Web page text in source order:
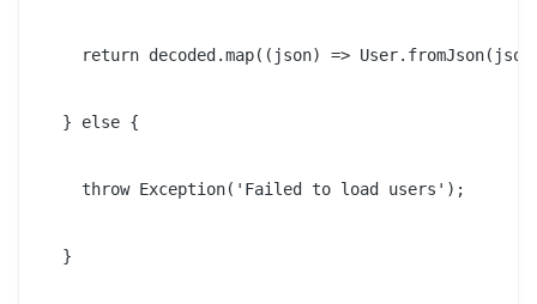
return decoded.map((json) =>
  } else {
    throw Exception('Failed to load users');
  }